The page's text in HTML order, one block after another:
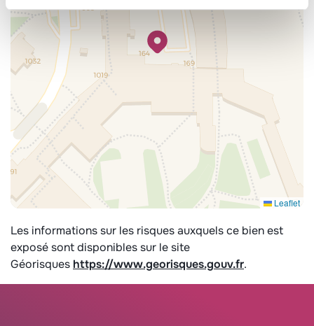
Leaflet
Les informations sur les risques auxquels ce bien est
exposé sont disponibles sur le site
Géorisques https://www.georisques.gouv.fr.